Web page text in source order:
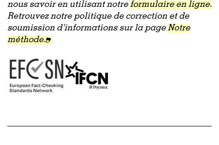
nous savoir en utilisant notreformulaire en ligne.
Retrouvez notre politique de correction et de
soumission d'informations sur la pageNotre
méthode.